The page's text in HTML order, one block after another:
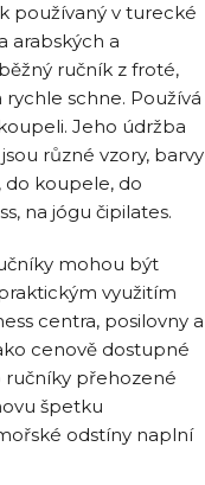
používaný v turecké
arabských a
ručník z froté,
schne. Používá
Jeho údržba
různé vzory, barvy
do koupele, do
na jógu čipilates.
mohou být
využitím
centra, posilovny a
cenově dostupné
ručníky přehozené
špetku
odstíny naplní